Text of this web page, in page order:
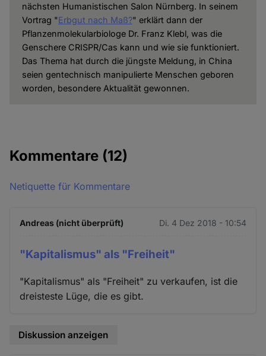
nächsten Humanistischen Salon Nürnberg. In seinem
Vortrag "Erbgut nach Maß?" erklärt dann der
Pflanzenmolekularbiologe Dr. Franz Klebl, was die
Genschere CRISPR/Cas kann und wie sie funktioniert.
Das Thema hat durch die jüngste Meldung, in China
seien gentechnisch manipulierte Menschen geboren
worden, besondere Aktualität gewonnen.
Kommentare (12)
Netiquette für Kommentare
Andreas (nicht überprüft) Di. 4 Dez 2018 - 10:54
"Kapitalismus" als "Freiheit"
"Kapitalismus" als "Freiheit" zu verkaufen, ist die
dreisteste Lüge, die es gibt.
Diskussion anzeigen